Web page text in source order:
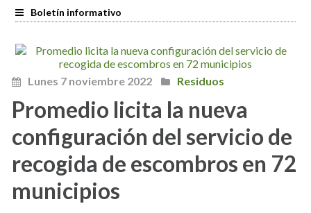
Lunes 7 noviembre 2022 Residuos
Promedio licita la nueva
configuración del servicio de
recogida de escombros en 72
municipios
Boletín informativo